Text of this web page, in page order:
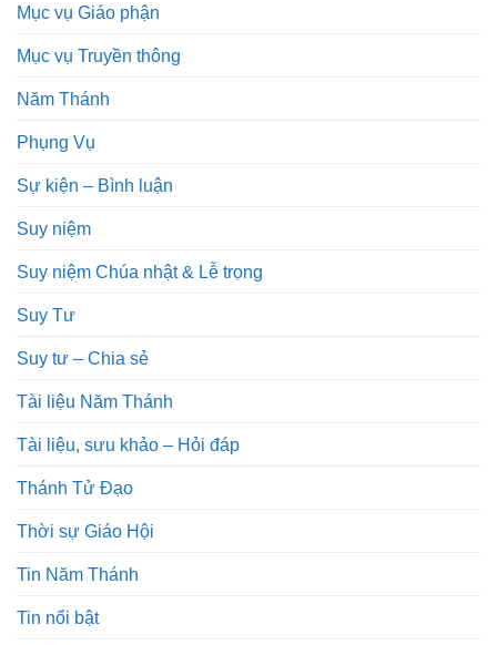
Mục vụ Giáo phận
Mục vụ Truyền thông
Năm Thánh
Phụng Vụ
Sự kiện – Bình luận
Suy niệm
Suy niệm Chúa nhật & Lễ trọng
Suy Tư
Suy tư – Chia sẻ
Tài liệu Năm Thánh
Tài liệu, sưu khảo – Hỏi đáp
Thánh Tử Đạo
Thời sự Giáo Hội
Tin Năm Thánh
Tin nổi bật